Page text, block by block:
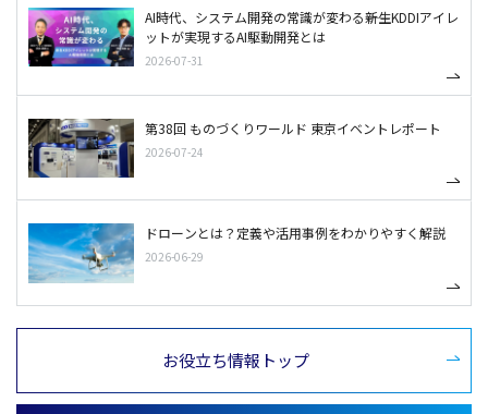
AI時代、システム開発の常識が変わる――新生KDDIアイレ
ットが実現するAI駆動開発とは
2026-07-31
第38回 ものづくりワールド 東京イベントレポート
2026-07-24
ドローンとは？定義や活用事例をわかりやすく解説
2026-06-29
お役立ち情報トップ